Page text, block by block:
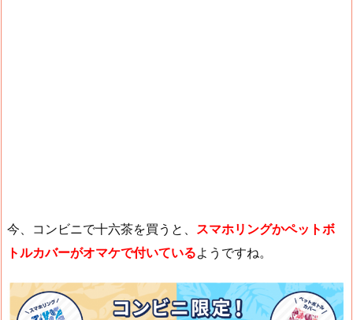
今、コンビニで十六茶を買うと、 スマホリングかペットボ
トルカバーがオマケで付いているようですね。